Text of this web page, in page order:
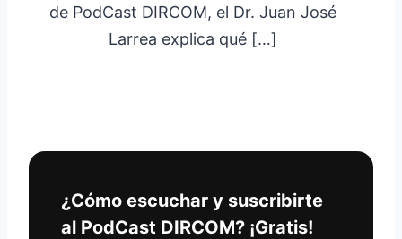
de PodCast DIRCOM, el Dr. Juan José
Larrea explica qué […]
¿Cómo escuchar y suscribirte
al PodCast DIRCOM? ¡Gratis!